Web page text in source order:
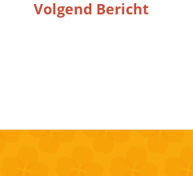
Volgend Bericht